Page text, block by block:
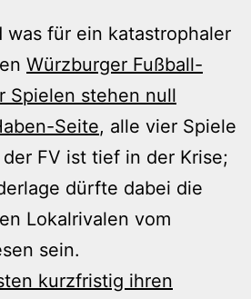
was für ein katastrophaler
Würzburger Fußball-
Spielen stehen null
Seite, alle vier Spiele
FV ist tief in der Krise;
dürfte dabei die
Lokalrivalen vom
sein.
kurzfristig ihren